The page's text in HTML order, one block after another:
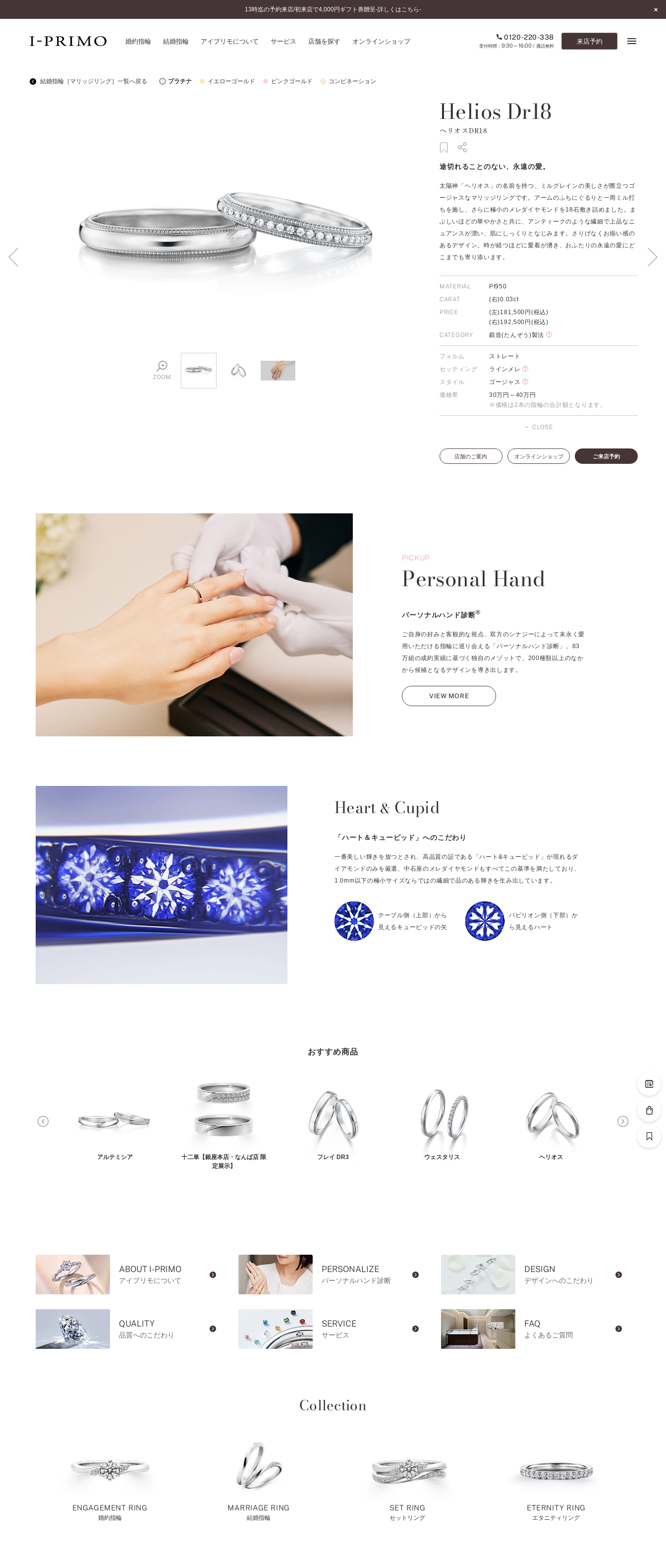
13時迄の予約来店/初来店で4,000円ギフト券贈呈-詳しくはこちら-
婚約指輪 結婚指輪 アイプリモについて サービス 店舗を探す オンラインショップ 0120-220-338
9:30～16:00/ 通話無料
来店予約
婚約ネックレス
ダイヤモンドシェイプコレクション
ペールブラウンゴールド
コンセプトシリーズ
アフターサービス
ご購入方法・仕上げ日数
プロミスダイヤモンド&バースストー
ン
ブライダルアイテム
よくあるご質問
ONLINE SHOP
0120-220-338
カタログ請求
お問い合わせ
結婚指輪［マリッジリング］一覧へ戻る プラチナ イエローゴールド ピンクゴールド コンビネーション
ZOOM
Helios Dr18
ヘリオスDR18
途切れることのない、永遠の愛。
太陽神「ヘリオス」の名前を持つ、ミルグレインの美しさが際立つゴ
ージャスなマリッジリングです。アームのふちにぐるりと一周ミル打
ちを施し、さらに極小のメレダイヤモンドを18石敷き詰めました。ま
ぶしいほどの華やかさと共に、アンティークのような繊細で上品なニ
ュアンスが漂い、肌にしっくりとなじみます。さりげなくお揃い感の
あるデザイン。時が経つほどに愛着が湧き、おふたりの永遠の愛にど
こまでも寄り添います。
MATERIAL
Pt950
CARAT
(右)0.03ct
PRICE
(左)181,500円(税込)
(右)192,500円(税込)
CATEGORY
鍛造(たんぞう)製法
フォルム
ストレート
セッティング
ラインメレ
スタイル
ゴージャス
価格帯
30万円～40万円
※価格は2本の指輪の合計額となります。
CLOSE
店舗のご案内 オンラインショップ ご来店予約
PICKUP
Personal Hand
パーソナルハンド診断®
ご自身の好みと客観的な視点、双方のシナジーによって末永く愛
用いただける指輪に巡り会える「パーソナルハンド診断」。83
万組の成約実績に基づく独自のメゾットで、200種類以上のなか
から候補となるデザインを導き出します。
VIEW MORE
Heart & Cupid
「ハート＆キューピッド」へのこだわり
一番美しい輝きを放つとされ、高品質の証である「ハート&キューピッド」が現れるダ
イアモンドのみを厳選、中石座のメレダイヤモンドもすべてこの基準を満たしており、
1.0mm以下の極小サイズならではの繊細で品のある輝きを生み出しています。
テーブル側（上部）から
見えるキューピッドの矢
パビリオン側（下部）か
ら見えるハート
おすすめ商品
アルテミシア
十二単【銀座本店・なんば店 限
定展示】
フレイ DR3 ウェスタリス ヘリオス
ABOUT I-PRIMO
アイプリモについて
PERSONALIZE
パーソナルハンド診断
DESIGN
デザインへのこだわり
QUALITY
品質へのこだわり
SERVICE
サービス
FAQ
よくあるご質問
Collection
ENGAGEMENT RING
婚約指輪
MARRIAGE RING
結婚指輪
SET RING
セットリング
ETERNITY RING
エタニティリング